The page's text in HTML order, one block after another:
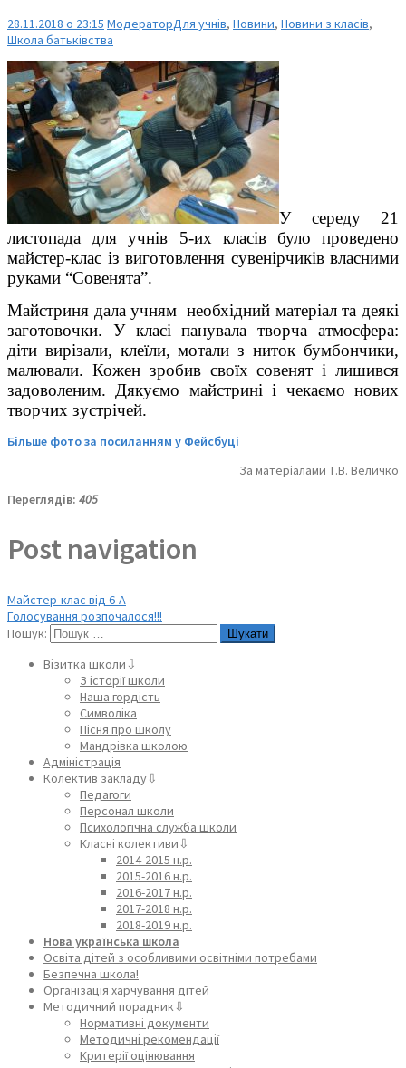
28.11.2018 о 23:15 МодераторДля учнів, Новини, Новини з класів,
Школа батьківства
У середу 21
листопада для учнів 5-их класів було проведено
майстер-клас із виготовлення сувенірчиків власними
руками “Совенята”.
Майстриня дала учням необхідний матеріал та деякі
заготовочки. У класі панувала творча атмосфера:
діти вирізали, клеїли, мотали з ниток бумбончики,
малювали. Кожен зробив своїх совенят і лишився
задоволеним. Дякуємо майстрині і чекаємо нових
творчих зустрічей.
Більше фото за посиланням у Фейсбуці
За матеріалами Т.В. Величко
Переглядів: 405
Post navigation
Майстер-клас від 6-А
Голосування розпочалося!!!
Пошук:
Візитка школи⇩
З історії школи
Наша гордість
Символіка
Пісня про школу
Мандрівка школою
Адміністрація
Колектив закладу⇩
Педагоги
Персонал школи
Психологічна служба школи
Класні колективи⇩
2014-2015 н.р.
2015-2016 н.р.
2016-2017 н.р.
2017-2018 н.р.
2018-2019 н.р.
Нова українська школа
Освіта дітей з особливими освітніми потребами
Безпечна школа!
Організація харчування дітей
Методичний порадник⇩
Нормативні документи
Методичні рекомендації
Критерії оцінювання